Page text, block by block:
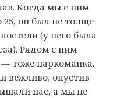
Когда мы с ним
он был не толще
(у него была
Рядом с ним
тоже наркоманка.
вежливо, опустив
нас, а мы не